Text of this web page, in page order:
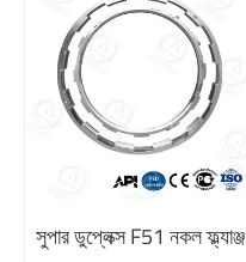
সুপার ডুপ্লেক্স F51 নকল ফ্ল্যাঞ্জ